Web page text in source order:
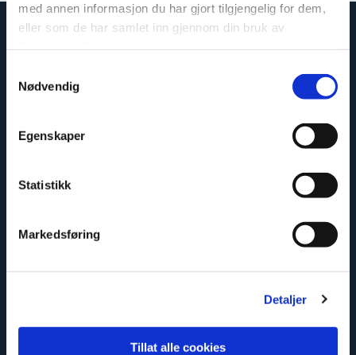
med annen informasjon du har gjort tilgjengelig for dem,
eller som de har samlet inn gjennom din bruk av
Nødvendig
Egenskaper
Statistikk
Markedsføring
Detaljer
Tillat alle cookies